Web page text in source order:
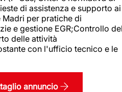
di assistenza e supporto ai
per pratiche di
e gestione EGR;Controllo
delle attività
con l'ufficio tecnico e le
annuncio